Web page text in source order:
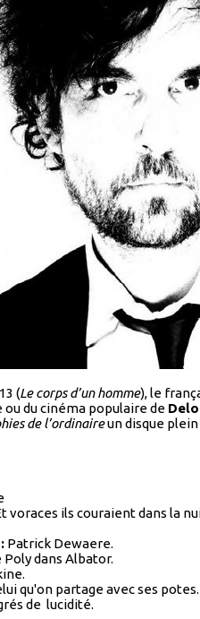
(Le corps d’un homme), le
ou du cinéma populaire de
de l’ordinaireun disque
voraces ils couraient dans la
Patrick Dewaere.
Poly dans Albator.
qu'on partage avec ses potes.
de lucidité.